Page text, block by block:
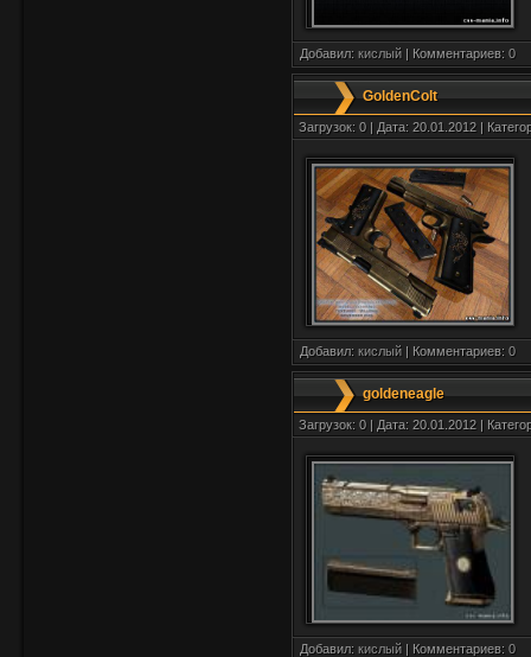
Добавил: кислый | Комментариев: 0
GoldenColt
Загрузок: 0 | Дата: 20.01.2012 |
Добавил: кислый | Комментариев: 0
goldeneagle
Загрузок: 0 | Дата: 20.01.2012 |
Добавил: кислый | Комментариев: 0